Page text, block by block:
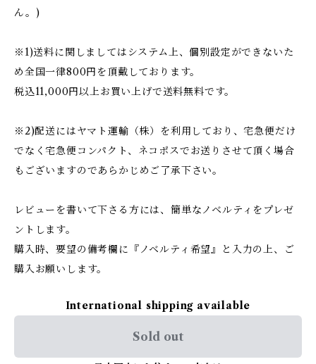
ん。)
※1)送料に関しましてはシステム上、個別設定ができないた
め全国一律800円を頂戴しております。
税込11,000円以上お買い上げで送料無料です。
※2)配送にはヤマト運輸（株）を利用しており、宅急便だけ
でなく宅急便コンパクト、ネコポスでお送りさせて頂く場合
もございますのであらかじめご了承下さい。
レビューを書いて下さる方には、簡単なノベルティをプレゼ
ントします。
購入時、要望の備考欄に『ノベルティ希望』と入力の上、ご
購入お願いします。
International shipping available
Sold out